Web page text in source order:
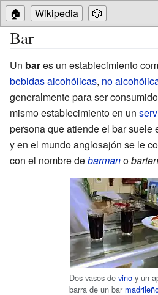
🏠 Wikipedia 🎲
Bar
Un bares un establecimiento
bebidas alcohólicas, no
generalmente para ser
mismo establecimiento en un
persona que atiende el bar suele
y en el mundo anglosajón se le
con el nombre debarmano
Dos vasos de vino y un
barra de un bar